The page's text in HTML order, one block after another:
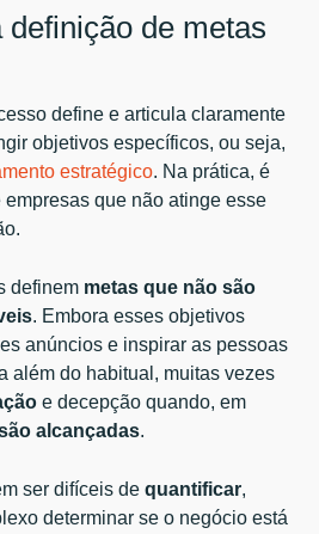
definição de metas
define e articula claramente
objetivos específicos, ou seja,
estratégico. Na prática, é
que não atinge esse
definem metas que não são
. Embora esses objetivos
anúncios e inspirar as pessoas
além do habitual, muitas vezes
e decepção quando, em
alcançadas.
ser difíceis dequantificar,
determinar se o negócio está